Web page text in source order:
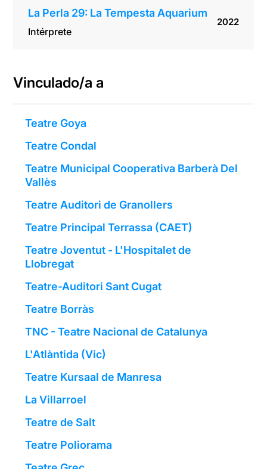
La Perla 29: La Tempesta Aquarium
Intérprete
2022
Vinculado/a a
Teatre Goya
Teatre Condal
Teatre Municipal Cooperativa Barberà Del
Vallès
Teatre Auditori de Granollers
Teatre Principal Terrassa (CAET)
Teatre Joventut - L'Hospitalet de
Llobregat
Teatre-Auditori Sant Cugat
Teatre Borràs
TNC - Teatre Nacional de Catalunya
L'Atlàntida (Vic)
Teatre Kursaal de Manresa
La Villarroel
Teatre de Salt
Teatre Poliorama